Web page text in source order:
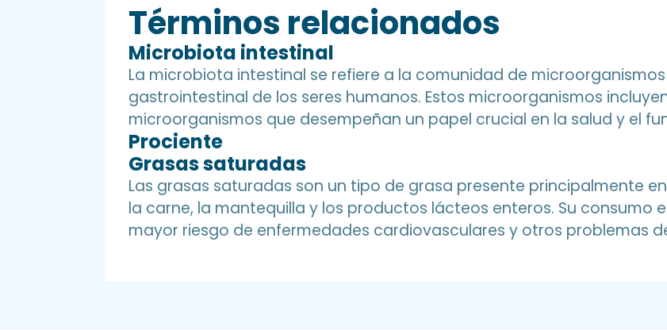
Términos relacionados
Microbiota intestinal
La microbiota intestinal se refiere a la comunidad de
gastrointestinal de los seres humanos. Estos microorganismos
microorganismos que desempeñan un papel crucial en la salud y el
Prociente
Grasas saturadas
Las grasas saturadas son un tipo de grasa presente principalmente
la carne, la mantequilla y los productos lácteos enteros. Su consumo
mayor riesgo de enfermedades cardiovasculares y otros problemas